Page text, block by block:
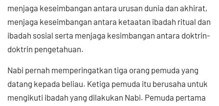
menjaga keseimbangan antara urusan dunia dan akhirat,
menjaga keseimbangan antara ketaatan ibadah ritual dan
ibadah sosial serta menjaga kesimbangan antara doktrin-
doktrin pengetahuan.
Nabi pernah memperingatkan tiga orang pemuda yang
datang kepada beliau. Ketiga pemuda itu berusaha untuk
mengikuti ibadah yang dilakukan Nabi. Pemuda pertama